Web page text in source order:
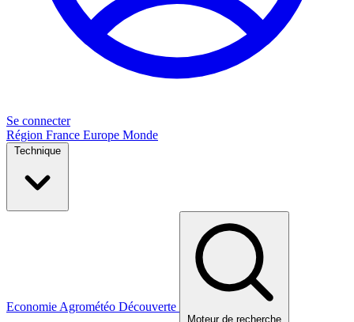
Se connecter
Région France Europe Monde
Technique
Economie Agrométéo Découverte
Moteur de recherche